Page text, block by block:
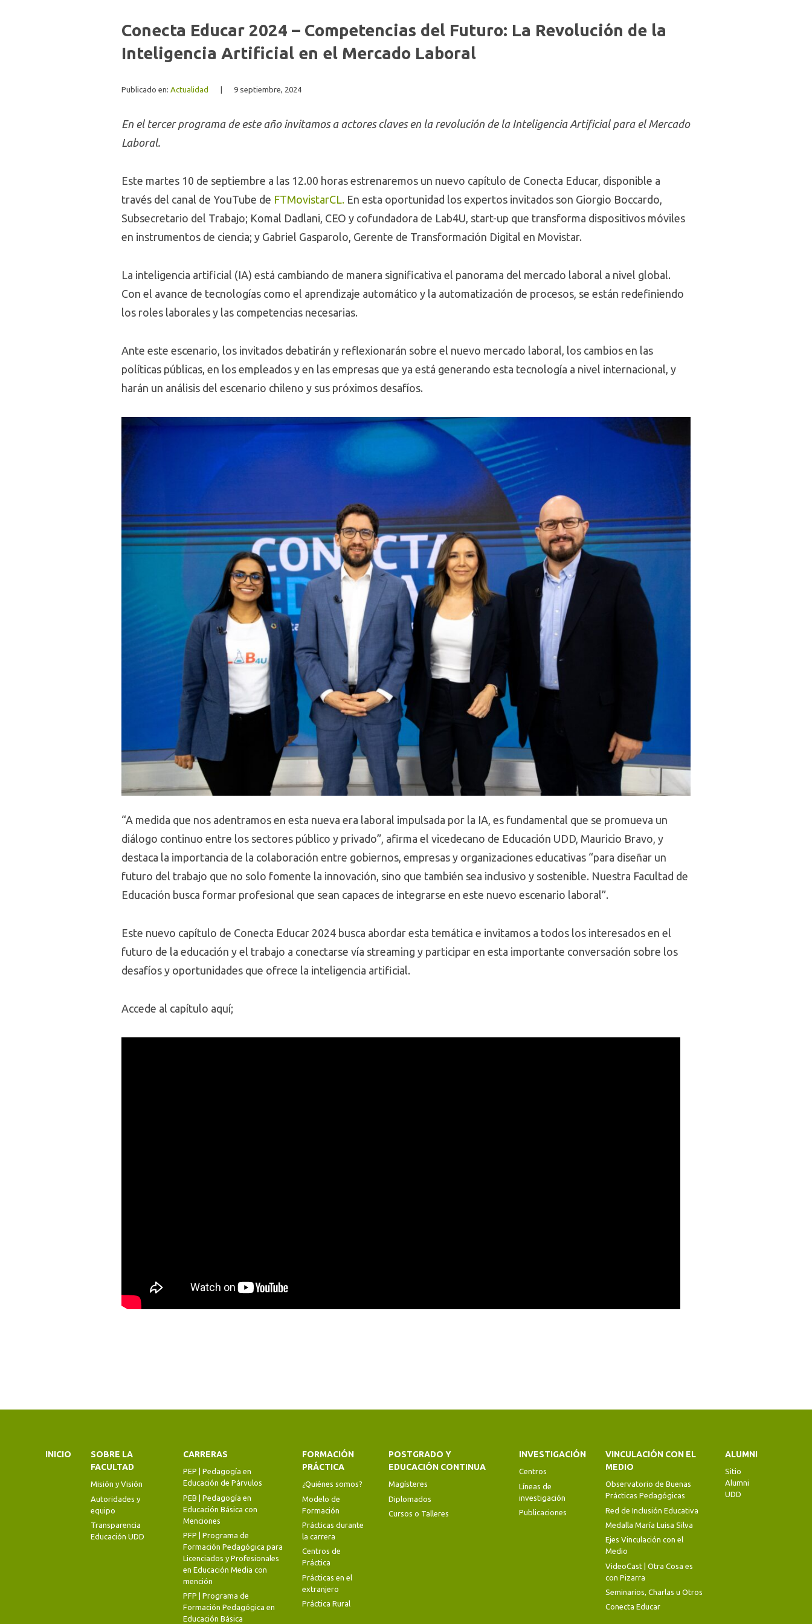
Conecta Educar 2024 – Competencias del Futuro: La Revolución de la
Inteligencia Artificial en el Mercado Laboral
Publicado en: Actualidad 9 septiembre, 2024
En el tercer programa de este año invitamos a actores claves en la revolución de la Inteligencia Artificial para el Mercado
Laboral.
Este martes 10 de septiembre a las 12.00 horas estrenaremos un nuevo capítulo de Conecta Educar, disponible a
través del canal de YouTube de FTMovistarCL. En esta oportunidad los expertos invitados son Giorgio Boccardo,
Subsecretario del Trabajo; Komal Dadlani, CEO y cofundadora de Lab4U, start-up que transforma dispositivos móviles
en instrumentos de ciencia; y Gabriel Gasparolo, Gerente de Transformación Digital en Movistar.
La inteligencia artificial (IA) está cambiando de manera significativa el panorama del mercado laboral a nivel global.
Con el avance de tecnologías como el aprendizaje automático y la automatización de procesos, se están redefiniendo
los roles laborales y las competencias necesarias.
Ante este escenario, los invitados debatirán y reflexionarán sobre el nuevo mercado laboral, los cambios en las
políticas públicas, en los empleados y en las empresas que ya está generando esta tecnología a nivel internacional, y
harán un análisis del escenario chileno y sus próximos desafíos.
“A medida que nos adentramos en esta nueva era laboral impulsada por la IA, es fundamental que se promueva un
diálogo continuo entre los sectores público y privado”, afirma el vicedecano de Educación UDD, Mauricio Bravo, y
destaca la importancia de la colaboración entre gobiernos, empresas y organizaciones educativas “para diseñar un
futuro del trabajo que no solo fomente la innovación, sino que también sea inclusivo y sostenible. Nuestra Facultad de
Educación busca formar profesional que sean capaces de integrarse en este nuevo escenario laboral”.
Este nuevo capítulo de Conecta Educar 2024 busca abordar esta temática e invitamos a todos los interesados en el
futuro de la educación y el trabajo a conectarse vía streaming y participar en esta importante conversación sobre los
desafíos y oportunidades que ofrece la inteligencia artificial.
Accede al capítulo aquí;
INICIO
SOBRE LA
FACULTAD
Misión y Visión
Autoridades y
equipo
Transparencia
Educación UDD
CARRERAS
PEP | Pedagogía en
Educación de Párvulos
PEB | Pedagogía en
Educación Básica con
Menciones
PFP | Programa de
Formación Pedagógica para
Licenciados y Profesionales
en Educación Media con
mención
PFP | Programa de
Formación Pedagógica en
Educación Básica
FORMACIÓN
PRÁCTICA
¿Quiénes somos?
Modelo de
Formación
Prácticas durante
la carrera
Centros de
Práctica
Prácticas en el
extranjero
Práctica Rural
POSTGRADO Y
EDUCACIÓN CONTINUA
Magísteres
Diplomados
Cursos o Talleres
INVESTIGACIÓN
Centros
Líneas de
investigación
Publicaciones
VINCULACIÓN CON EL
MEDIO
Observatorio de Buenas
Prácticas Pedagógicas
Red de Inclusión Educativa
Medalla María Luisa Silva
Ejes Vinculación con el
Medio
VideoCast | Otra Cosa es
con Pizarra
Seminarios, Charlas u Otros
Conecta Educar
ALUMNI
Sitio
Alumni
UDD